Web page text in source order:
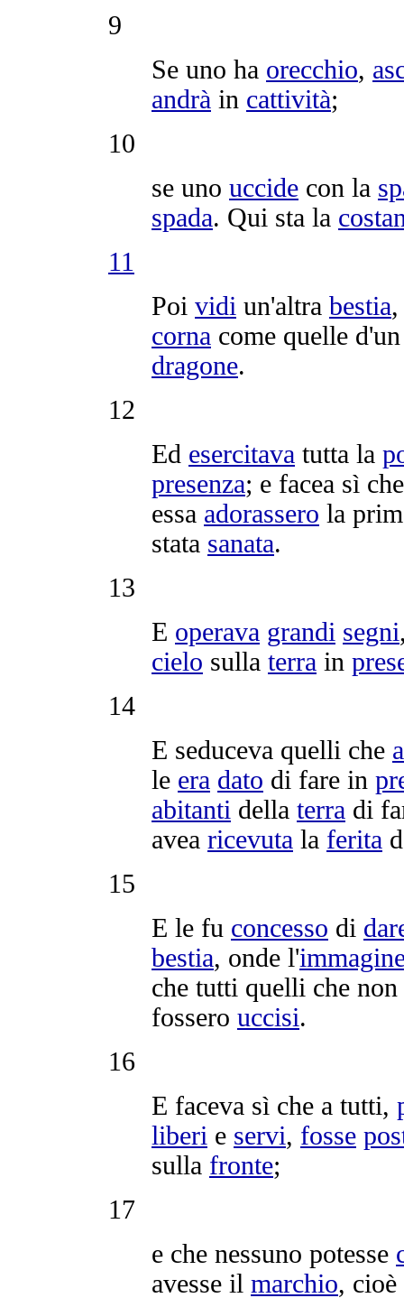
9
Se uno ha orecchio,
andrà in cattività;
10
se uno uccide con la
spada. Qui sta la
11
Poi vidi un'altra bestia
corna come quelle
dragone.
12
Ed esercitava tutta la
presenza; e facea sì
essa adorassero la
stata sanata.
13
E operava grandi segni
cielo sulla terra in
14
E seduceva quelli che
le era dato di fare in
abitanti della terra di
avea ricevuta la ferita
15
E le fu concesso di
bestia, onde l'
che tutti quelli che non
fossero uccisi.
16
E faceva sì che a tutti,
liberi e servi, fosse
sulla fronte;
17
e che nessuno potesse
avesse il marchio,